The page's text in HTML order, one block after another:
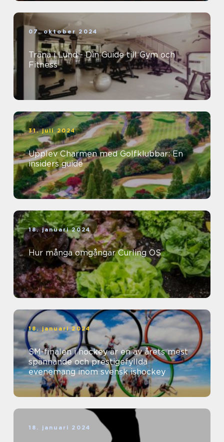
07. oktober 2024
Träna i Lund - Din Guide till Gym och
Fitness
31. juli 2024
Upplev Charmen med Golfklubbar: En
insiders guide
18. januari 2024
Hur många omgångar Curling OS
18. januari 2024
SM-finalen i hockey är en av årets mest
spännande och prestigefyllda
evenemang inom svensk ishockey
18. januari 2024